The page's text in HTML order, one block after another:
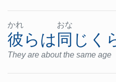
かれ
彼ら は
おな
同じく
They are about the same age